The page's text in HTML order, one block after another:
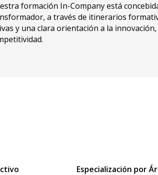
formación In-Company está
a través de itinerarios
y una clara orientación a la
Especialización por